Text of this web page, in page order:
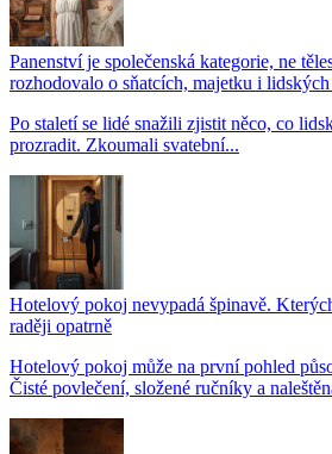
Panenství je společenská kategorie, ne
rozhodovalo o sňatcích, majetku i
Po staletí se lidé snažili zjistit něco, co
prozradit. Zkoumali svatební...
Hotelový pokoj nevypadá špinavě.
raději opatrně
Hotelový pokoj může na první pohled
Čisté povlečení, složené ručníky a